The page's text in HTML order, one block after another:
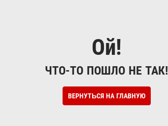
Ой!
ЧТО-ТО ПОШЛО НЕ ТАК!
ВЕРНУТЬСЯ НА ГЛАВНУЮ